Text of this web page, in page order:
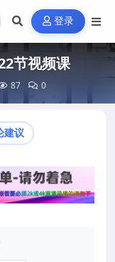
登录
节视频课
87 0
建议